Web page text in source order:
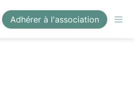
Adhérer à l'association